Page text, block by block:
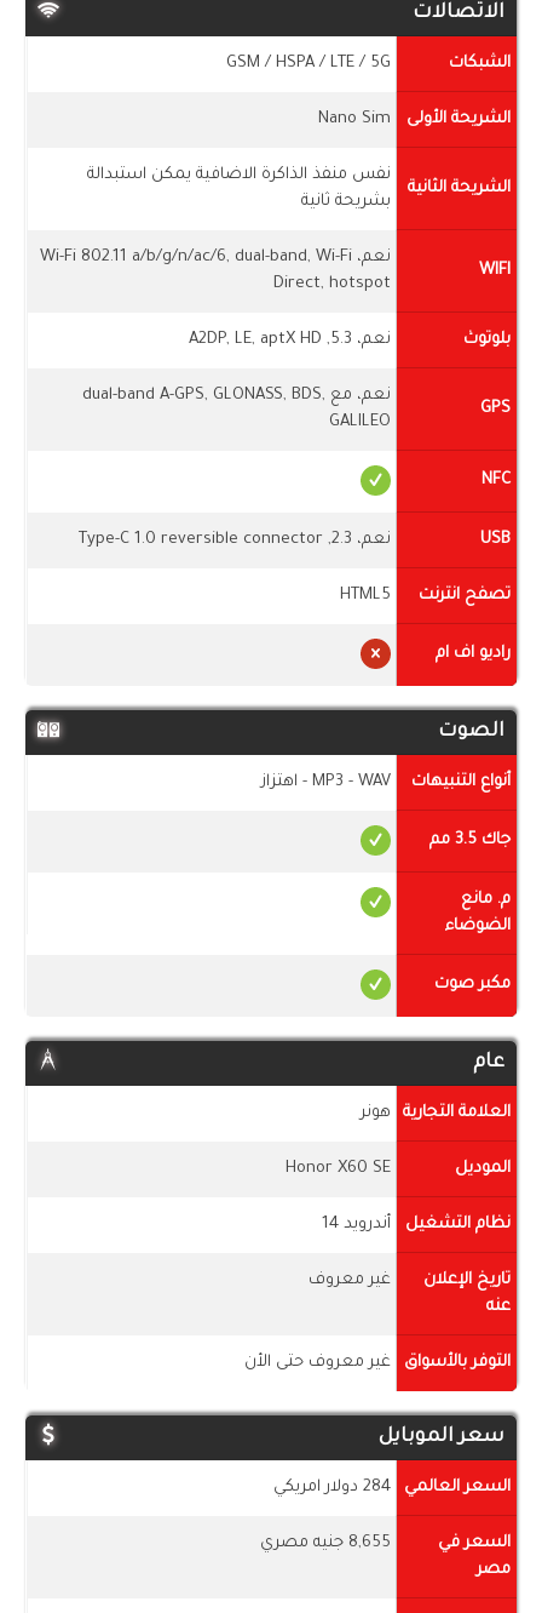
الاتصالات
الشبكات GSM / HSPA / LTE / 5G
الشريحة الأولى Nano Sim
الشريحة الثانية
نفس منفذ الذاكرة الاضافية يمكن استبدالة
بشريحة ثانية
WIFI
نعم، Wi-Fi 802.11 a/b/g/n/ac/6, dual-band, Wi-Fi
Direct, hotspot
بلوتوث نعم، 5.3, A2DP, LE, aptX HD
GPS
نعم، مع dual-band A-GPS, GLONASS, BDS,
GALILEO
NFC
USB نعم، 2.3, Type-C 1.0 reversible connector
تصفح انترنت HTML5
راديو اف ام
الصوت
أنواع التنبيهات MP3 - WAV - اهتزاز
جاك 3.5 مم
م. مانع
الضوضاء
مكبر صوت
عام
العلامة التجارية هونر
الموديل Honor X60 SE
نظام التشغيل أندرويد 14
تاريخ الإعلان
عنه
غير معروف
التوفر بالأسواق غير معروف حتى الأن
سعر الموبايل
السعر العالمي 284 دولار امريكي
السعر في
مصر
8,655 جنيه مصري